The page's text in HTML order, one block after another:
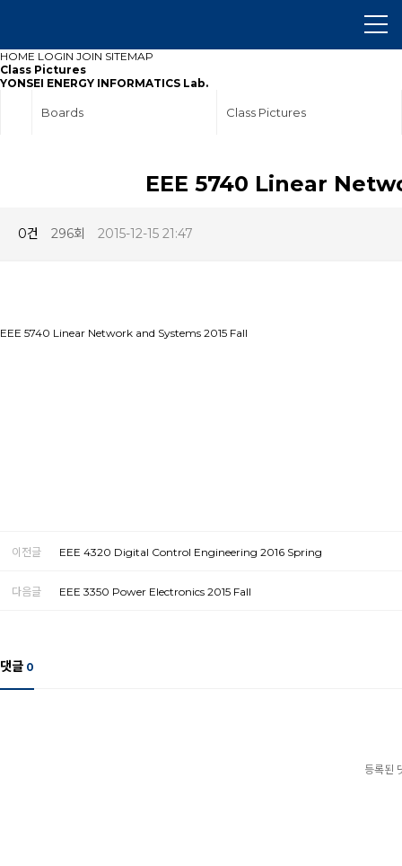
HOME LOGIN JOIN SITEMAP
Class Pictures
YONSEI ENERGY INFORMATICS Lab.
Boards Class Pictures
EEE 5740 Linear
0건 296회 2015-12-15 21:47
EEE 5740 Linear Network and Systems 2015 Fall
이전글 EEE 4320 Digital Control Engineering 2016 Spring
다음글 EEE 3350 Power Electronics 2015 Fall
댓글 0
등록된